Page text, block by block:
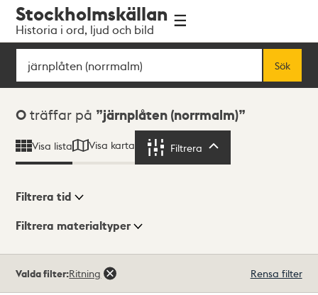
navigationen
huvudinnehållet
Stockholmskällan
Historia i ord, ljud och bild
Sök
Sök
Sökresultat
0 träffar på järnplåten (norrmalm)
Visa lista Visa karta Filtrera
Visningsläge
Filtrera tid
Filtrera materialtyper
träffar
Valda filter:Ritning Rensa filter